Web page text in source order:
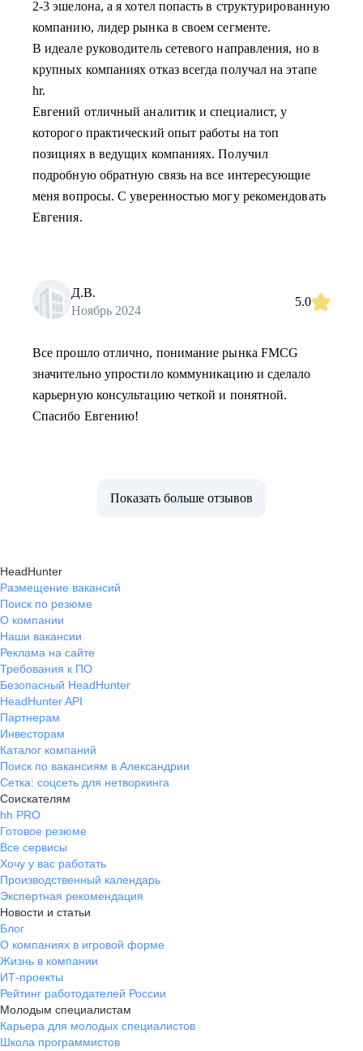
2-3 эшелона, а я хотел попасть в структурированную
компанию, лидер рынка в своем сегменте.
В идеале руководитель сетевого направления, но в
крупных компаниях отказ всегда получал на этапе
hr.
Евгений отличный аналитик и специалист, у
которого практический опыт работы на топ
позициях в ведущих компаниях. Получил
подробную обратную связь на все интересующие
меня вопросы. С уверенностью могу рекомендовать
Евгения.
Д.В.
Ноябрь 2024
5.0
Все прошло отлично, понимание рынка FMCG
значительно упростило коммуникацию и сделало
карьерную консультацию четкой и понятной.
Спасибо Евгению!
Показать больше отзывов
HeadHunter
Размещение вакансий
Поиск по резюме
О компании
Наши вакансии
Реклама на сайте
Требования к ПО
Безопасный HeadHunter
HeadHunter API
Партнерам
Инвесторам
Каталог компаний
Поиск по вакансиям в Александрии
Сетка: соцсеть для нетворкинга
Соискателям
hh PRO
Готовое резюме
Все сервисы
Хочу у вас работать
Производственный календарь
Экспертная рекомендация
Новости и статьи
Блог
О компаниях в игровой форме
Жизнь в компании
ИТ-проекты
Рейтинг работодателей России
Молодым специалистам
Карьера для молодых специалистов
Школа программистов